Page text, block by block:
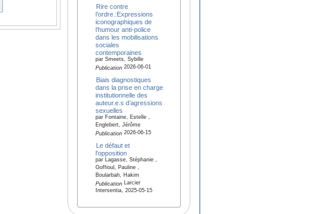
Rire contre
l’ordre.:Expressions
iconographiques de
l’humour anti-police
dans les mobilisations
sociales
contemporaines
par Smeets, Sybille
Publication2026-06-01
Biais diagnostiques
dans la prise en charge
institutionnelle des
auteur.e.s d’agressions
sexuelles
par Fontaine, Estelle ,
Englebert, Jérôme
Publication2026-06-15
Le défaut et
l'opposition
par Lagasse, Stéphanie ,
Goffioul, Pauline ,
Boularbah, Hakim
PublicationLarcier
Intersentia, 2025-05-15